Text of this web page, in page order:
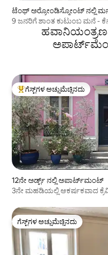
ಟೆಂಥ್ ಅರ್ರೋಂಡಿಸ್ಮೋಂಟ್ ನಲ್ಲಿ
9 ಜನರಿಗೆ ಶಾಂತ ಕುಟುಂಬ ಮನೆ
ಗೆಸ್ಟ್‌ಗಳಿಗೆ ಅತಿ ಹೆಚ್ಚು ಅಚ್ಚುಮೆಚ್ಚಿನದು
ಗೆಸ್ಟ್‌ಗಳ ಅಚ್ಚುಮೆಚ್ಚಿನದು
12ನೇ ಅರ್ಡ್ಟ್ ನಲ್ಲಿ ಅಪಾರ್ಟ್‌ಮಂಟ್
3ನೇ ಮಹಡಿಯಲ್ಲಿ ಆಕರ್ಷಕವಾದ
ಗೆಸ್ಟ್‌ಗಳ ಅಚ್ಚುಮೆಚ್ಚಿನದು
ಗೆಸ್ಟ್‌ಗಳ ಅಚ್ಚುಮೆಚ್ಚಿನದು